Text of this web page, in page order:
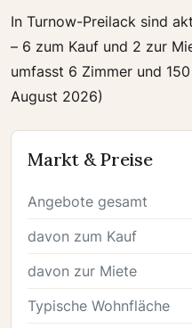
In Turnow-Preilack sind
– 6 zum Kauf und 2 zur
umfasst 6 Zimmer und
August 2026)
Markt & Preise
Angebote gesamt
davon zum Kauf
davon zur Miete
Typische Wohnfläche